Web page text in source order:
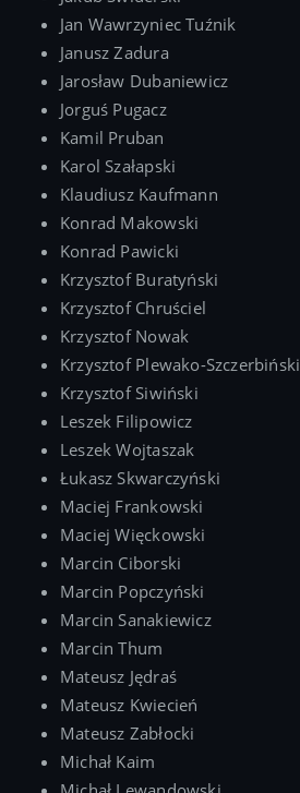
Jan Wawrzyniec Tuźnik
Janusz Zadura
Jarosław Dubaniewicz
Jorguś Pugacz
Kamil Pruban
Karol Szałapski
Klaudiusz Kaufmann
Konrad Makowski
Konrad Pawicki
Krzysztof Buratyński
Krzysztof Chruściel
Krzysztof Nowak
Krzysztof Plewako-Szczerbiński
Krzysztof Siwiński
Leszek Filipowicz
Leszek Wojtaszak
Łukasz Skwarczyński
Maciej Frankowski
Maciej Więckowski
Marcin Ciborski
Marcin Popczyński
Marcin Sanakiewicz
Marcin Thum
Mateusz Jędraś
Mateusz Kwiecień
Mateusz Zabłocki
Michał Kaim